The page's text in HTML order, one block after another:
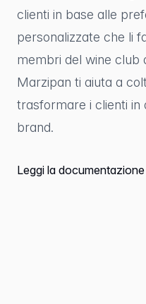
clienti in base alle
personalizzate che li
membri del wine club
Marzipan ti aiuta a
trasformare i clienti in
brand.
Leggi la